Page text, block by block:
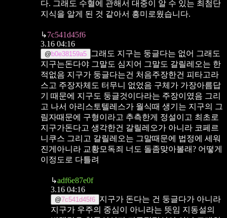
다. 그래도 수혈에 관해서 대중이 알 수 있는 최첨단
지식을 알게 된 것 같아서 흥미로웠습니다.
↳7c541d45f6
3.16 04:16
@ b0e38159a5
그래도 지구는 둥글다는 없어 그래도
지구는돈다야 그말도 심지어 그말도 갈릴레오는 한
적없음 지구가 둥글다는건 처음주장한건 피타고라
스고 주장자체도 터무니 없었음 구체가 가장아름답
기 때문에 지구도 둥글것이다라는 주장이였음 그리
고 나서 아리스토텔레스가 월식때 생기는 지구의 그
림자때문에 구형이라고 추측한게 정설이고 최초로
지구가돈다고 생각한건 갈릴레오가 아니라 코페르
니쿠스 그리고 갈릴레오는 그말때문에 법정에 세워
진게아니라 교황모독죄 너도 돌좀맞아볼래? 어떻게
이정도로 다틀려
↳adf6e87e0f
3.16 04:16
@7c541d45f6 지구가 돈다는 건 둥글다가 아니라
지구가 우주의 중심이 아니라는 뜻임 지동설의